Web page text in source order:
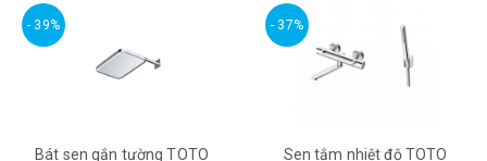
- 39%
Bát sen gắn tường TOTO
- 37%
Sen tắm nhiệt độ TOTO